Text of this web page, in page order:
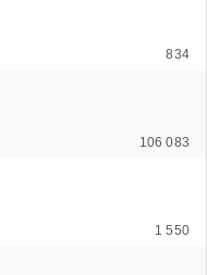
834
106 083
1 550